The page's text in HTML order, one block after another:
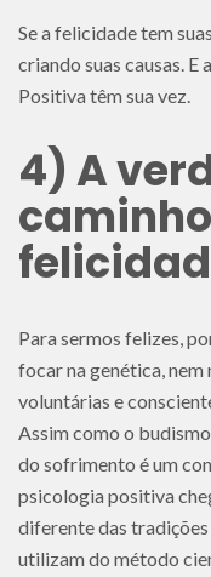
Se a felicidade tem
criando suas causas. E
Positiva têm sua vez.
4) A
Para sermos felizes,
focar na genética, nem
voluntárias e
Assim como o
do sofrimento é um
psicologia positiva
diferente das
utilizam do método